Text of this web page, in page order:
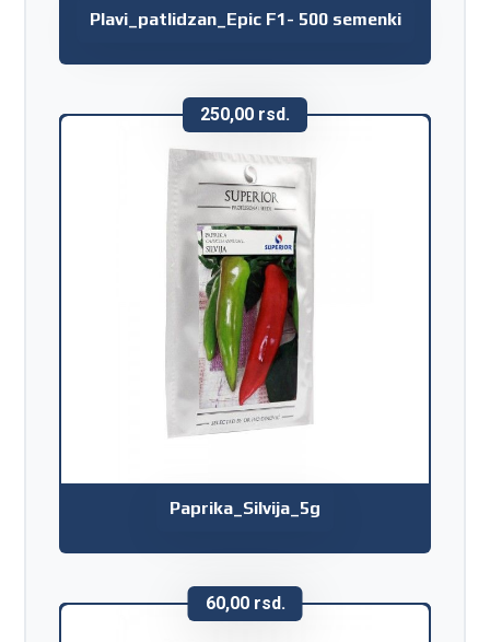
Plavi_patlidzan_Epic F1- 500 semenki
Paprika_Silvija_5g
250,00 rsd.
60,00 rsd.